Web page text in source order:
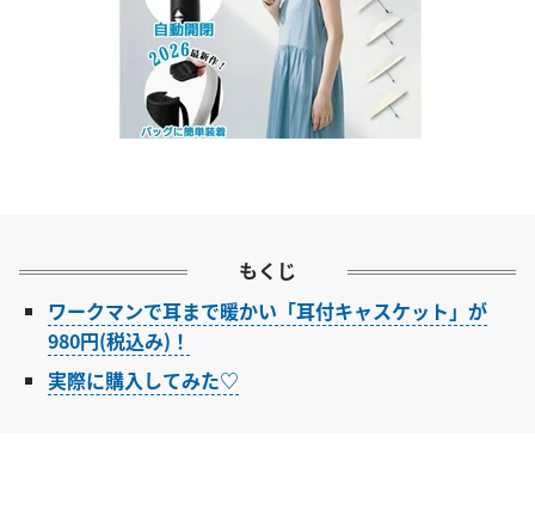
もくじ
ワークマンで耳まで暖かい「耳付キャスケット」が
980円(税込み)！
実際に購入してみた♡